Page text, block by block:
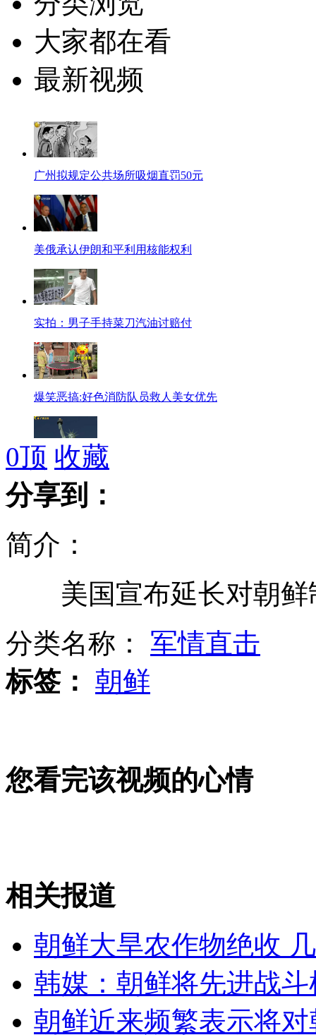
大家都在看
最新视频
广州拟规定公共场所吸烟直罚50元
美俄承认伊朗和平利用核能权利
实拍：男子手持菜刀汽油讨赔付
爆笑恶搞:好色消防队员救人美女优先
1/3美富人：是否将遗产留子女不重要
实拍男子持刀威胁 暴力冲关逃费
黄酒风波：古越龙山三款酒或致癌
巴基斯坦女歌手违反禁令遭枪杀
山西运城恶犬咬伤多人 警民合力深夜将其击毙
女孩北京地铁殴打老人 痛下狠手拳打脚踢
无痛分娩是否安全 医生回应
0顶 收藏
分享到：
简介：
美国宣布延长对朝鲜
分类名称： 军情直击
标签： 朝鲜
您看完该视频的心情
相关报道
朝鲜大旱农作物绝收
韩媒：朝鲜将先进战
朝鲜近来频繁表示将对